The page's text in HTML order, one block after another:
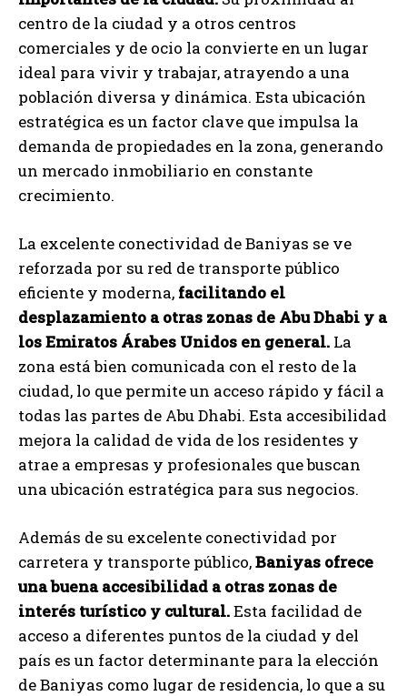
centro de la ciudad y a otros centros
comerciales y de ocio la convierte en un lugar
ideal para vivir y trabajar, atrayendo a una
población diversa y dinámica. Esta ubicación
estratégica es un factor clave que impulsa la
demanda de propiedades en la zona, generando
un mercado inmobiliario en constante
crecimiento.
La excelente conectividad de Baniyas se ve
reforzada por su red de transporte público
eficiente y moderna, facilitando el
desplazamiento a otras zonas de Abu Dhabi y a
los Emiratos Árabes Unidos en general. La
zona está bien comunicada con el resto de la
ciudad, lo que permite un acceso rápido y fácil a
todas las partes de Abu Dhabi. Esta accesibilidad
mejora la calidad de vida de los residentes y
atrae a empresas y profesionales que buscan
una ubicación estratégica para sus negocios.
Además de su excelente conectividad por
carretera y transporte público,Baniyas ofrece
una buena accesibilidad a otras zonas de
interés turístico y cultural.Esta facilidad de
acceso a diferentes puntos de la ciudad y del
país es un factor determinante para la elección
de Baniyas como lugar de residencia, lo que a su